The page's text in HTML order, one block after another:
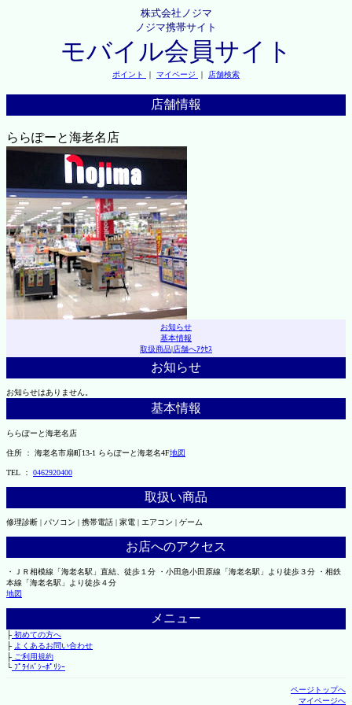
株式会社ノジマ
ノジマ携帯サイト
モバイル会員サイト
ポイント ｜ マイページ ｜ 店舗検索
店舗情報
ららぽーと海老名店
お知らせ
基本情報
取扱商品|店舗へｱｸｾｽ
お知らせ
お知らせはありません。
基本情報
ららぽーと海老名店
住所 ： 海老名市扇町13-1 ららぽーと海老名4F地図
TEL ： 0462920400
取扱い商品
修理診断 | パソコン | 携帯電話 | 家電 | エアコン | ゲーム
お店へのアクセス
・ＪＲ相模線「海老名駅」直結、徒歩１分 ・小田急小田原線「海老名駅」より徒歩３分 ・相鉄
本線「海老名駅」より徒歩４分
地図
メニュー
├初めての方へ
├ よくあるお問い合わせ
├ご利用規約
└ﾌﾟﾗｲﾊﾞｼｰﾎﾟﾘｼｰ
ページトップへ
マイページへ